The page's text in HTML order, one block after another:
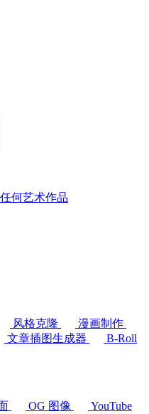
何艺术作品
风格克隆
漫画制作
文章插图生成器
B-Roll
OG 图像
YouTube